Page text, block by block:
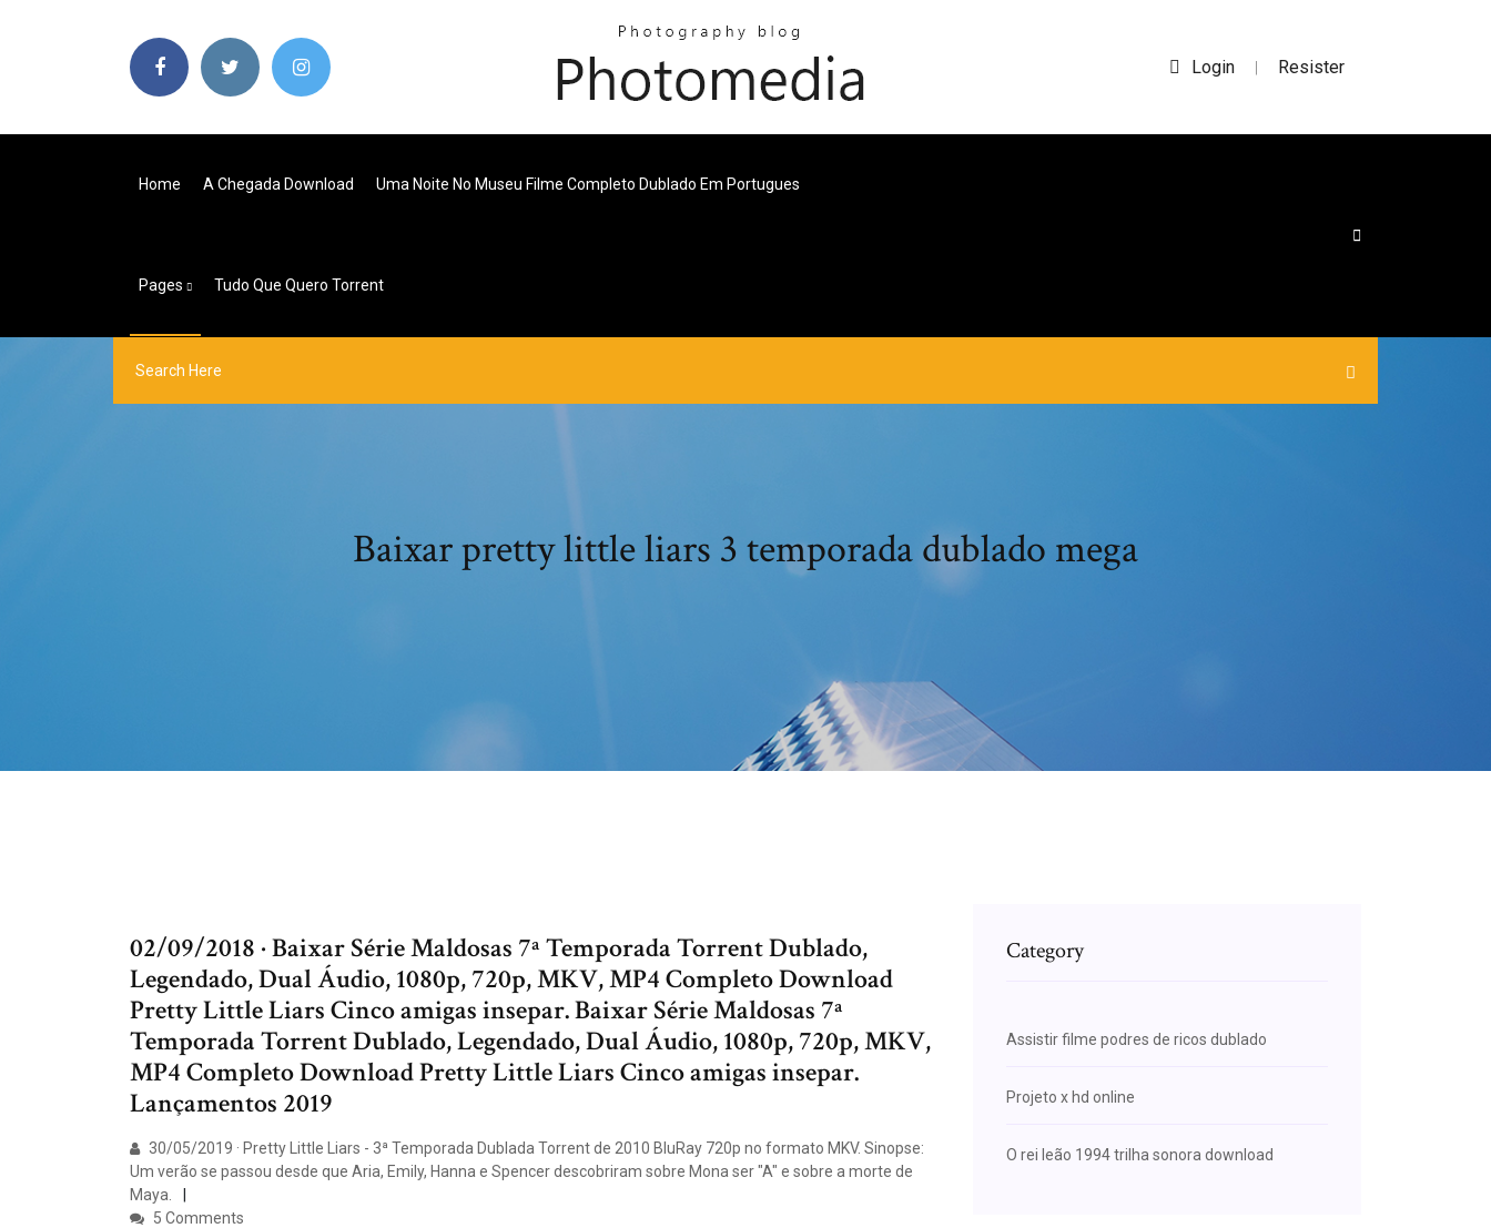
Login | Resister
Home A Chegada Download Uma Noite No Museu Filme Completo Dublado Em Portugues
Pages Tudo Que Quero Torrent
Baixar pretty little liars 3 temporada dublado mega
02/09/2018 · Baixar Série Maldosas 7ª Temporada Torrent Dublado,
Legendado, Dual Áudio, 1080p, 720p, MKV, MP4 Completo Download
Pretty Little Liars Cinco amigas insepar. Baixar Série Maldosas 7ª
Temporada Torrent Dublado, Legendado, Dual Áudio, 1080p, 720p, MKV,
MP4 Completo Download Pretty Little Liars Cinco amigas insepar.
Lançamentos 2019
30/05/2019 · Pretty Little Liars - 3ª Temporada Dublada Torrent de 2010 BluRay 720p no formato MKV. Sinopse:
Um verão se passou desde que Aria, Emily, Hanna e Spencer descobriram sobre Mona ser "A" e sobre a morte de
Maya.
5 Comments
Category
Assistir filme podres de ricos dublado
Projeto x hd online
O rei leão 1994 trilha sonora download